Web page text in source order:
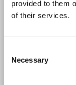
provided to them
of their services.
Selection
Necessary
1 image